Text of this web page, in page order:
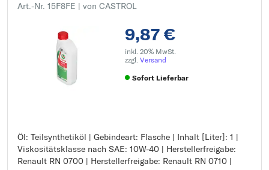
Art.-Nr. 15F8FE | von CASTROL
9,87 €
inkl. 20% MwSt.
zzgl. Versand
Sofort Lieferbar
Öl: Teilsynthetiköl | Gebindeart: Flasche | Inhalt [Liter]: 1 |
Viskositätsklasse nach SAE: 10W-40 | Herstellerfreigabe:
Renault RN 0700 | Herstellerfreigabe: Renault RN 0710 |
Öl: Teilsynthetiköl
Gebindeart: Flasche
Inhalt [Liter]: 1